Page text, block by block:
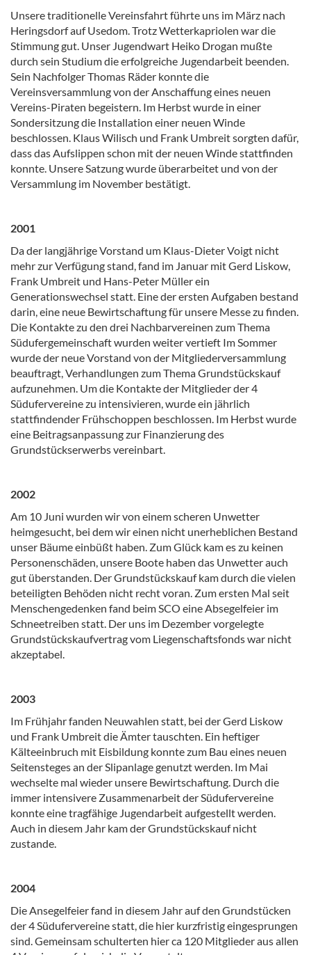
Unsere traditionelle Vereinsfahrt führte uns im März nach
Heringsdorf auf Usedom. Trotz Wetterkapriolen war die
Stimmung gut. Unser Jugendwart Heiko Drogan mußte
durch sein Studium die erfolgreiche Jugendarbeit beenden.
Sein Nachfolger Thomas Räder konnte die
Vereinsversammlung von der Anschaffung eines neuen
Vereins-Piraten begeistern. Im Herbst wurde in einer
Sondersitzung die Installation einer neuen Winde
beschlossen. Klaus Wilisch und Frank Umbreit sorgten dafür,
dass das Aufslippen schon mit der neuen Winde stattfinden
konnte. Unsere Satzung wurde überarbeitet und von der
Versammlung im November bestätigt.
2001
Da der langjährige Vorstand um Klaus-Dieter Voigt nicht
mehr zur Verfügung stand, fand im Januar mit Gerd Liskow,
Frank Umbreit und Hans-Peter Müller ein
Generationswechsel statt. Eine der ersten Aufgaben bestand
darin, eine neue Bewirtschaftung für unsere Messe zu finden.
Die Kontakte zu den drei Nachbarvereinen zum Thema
Südufergemeinschaft wurden weiter vertieft Im Sommer
wurde der neue Vorstand von der Mitgliederversammlung
beauftragt, Verhandlungen zum Thema Grundstückskauf
aufzunehmen. Um die Kontakte der Mitglieder der 4
Südufervereine zu intensivieren, wurde ein jährlich
stattfindender Frühschoppen beschlossen. Im Herbst wurde
eine Beitragsanpassung zur Finanzierung des
Grundstückserwerbs vereinbart.
2002
Am 10 Juni wurden wir von einem scheren Unwetter
heimgesucht, bei dem wir einen nicht unerheblichen Bestand
unser Bäume einbüßt haben. Zum Glück kam es zu keinen
Personenschäden, unsere Boote haben das Unwetter auch
gut überstanden. Der Grundstückskauf kam durch die vielen
beteiligten Behöden nicht recht voran. Zum ersten Mal seit
Menschengedenken fand beim SCO eine Absegelfeier im
Schneetreiben statt. Der uns im Dezember vorgelegte
Grundstückskaufvertrag vom Liegenschaftsfonds war nicht
akzeptabel.
2003
Im Frühjahr fanden Neuwahlen statt, bei der Gerd Liskow
und Frank Umbreit die Ämter tauschten. Ein heftiger
Kälteeinbruch mit Eisbildung konnte zum Bau eines neuen
Seitensteges an der Slipanlage genutzt werden. Im Mai
wechselte mal wieder unsere Bewirtschaftung. Durch die
immer intensivere Zusammenarbeit der Südufervereine
konnte eine tragfähige Jugendarbeit aufgestellt werden.
Auch in diesem Jahr kam der Grundstückskauf nicht
zustande.
2004
Die Ansegelfeier fand in diesem Jahr auf den Grundstücken
der 4 Südufervereine statt, die hier kurzfristig eingesprungen
sind. Gemeinsam schulterten hier ca 120 Mitglieder aus allen